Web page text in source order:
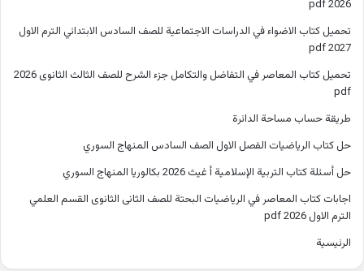
2026 pdf
تحميل كتاب الاضواء في الدراسات الاجتماعية للصف السادس الابتدائي الترم الاول
2027 pdf
تحميل كتاب المعاصر في التفاضل والتكامل جزء الشرح للصف الثالث الثانوى 2026
pdf
طريقة حساب مساحة الدائرة
حل كتاب الرياضيات الفصل الاول الصف السادس المنهاج السوري
حل أسئلة كتاب التربية الإسلامية أ غيث 2026 بكالوريا المنهاج السوري
اجابات كتاب المعاصر في الرياضيات البحتة للصف الثانى الثانوى القسم العلمي
الترم الاول 2026 pdf
الرئيسية